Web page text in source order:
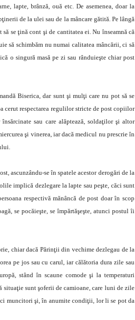
lapte, brânză, ouă etc. De asemenea, doar la
de la ulei sau de la mâncare gătită. Pe lângă
se ţină cont şi de cantitatea ei. Nu înseamnă că
să schimbăm nu numai calitatea mâncării, ci să
o singură masă pe zi sau rânduieşte chiar post
Biserica, dar sunt şi mulţi care nu pot să se
cerut respectarea regulilor stricte de post copiilor
sau care alăptează, soldaţilor şi altor
şi vinerea, iar dacă medicul nu prescrie în
ascunzându-se în spatele acestor derogări de la
implică dezlegare la lapte sau peşte, căci sunt
respectivă mănâncă de post doar în scop
se pocăieşte, se împărtăşeşte, atunci postul îi
chiar dacă Părinţii din vechime dezlegau de la
pe jos sau cu carul, iar călătoria dura zile sau
stând în scaune comode şi la temperaturi
sunt şoferii de camioane, care luni de zile
muncitori şi, în anumite condiţii, lor li se pot da